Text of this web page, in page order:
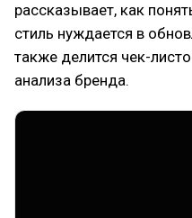
рассказывает, как
стиль нуждается в
также делится чек-
анализа бренда.